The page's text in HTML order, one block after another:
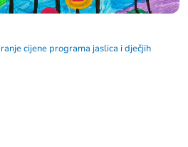
cijene programa jaslica i dječjih